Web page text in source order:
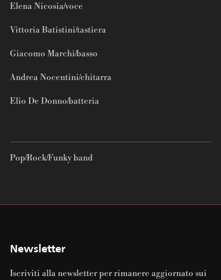
Elena Nicosia/voce
Vittoria Batistini/tastiera
Giacomo Marchi/basso
Andrea Nocentini/chitarra
Elio De Donno/batteria
Pop/Rock/Funky band
Newsletter
Iscriviti alla newsletter per rimanere aggiornato sui